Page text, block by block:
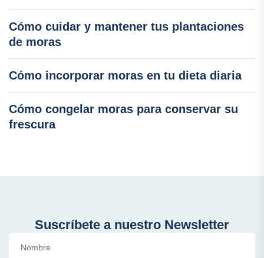
Cómo cuidar y mantener tus plantaciones
de moras
Cómo incorporar moras en tu dieta diaria
Cómo congelar moras para conservar su
frescura
Suscríbete a nuestro Newsletter